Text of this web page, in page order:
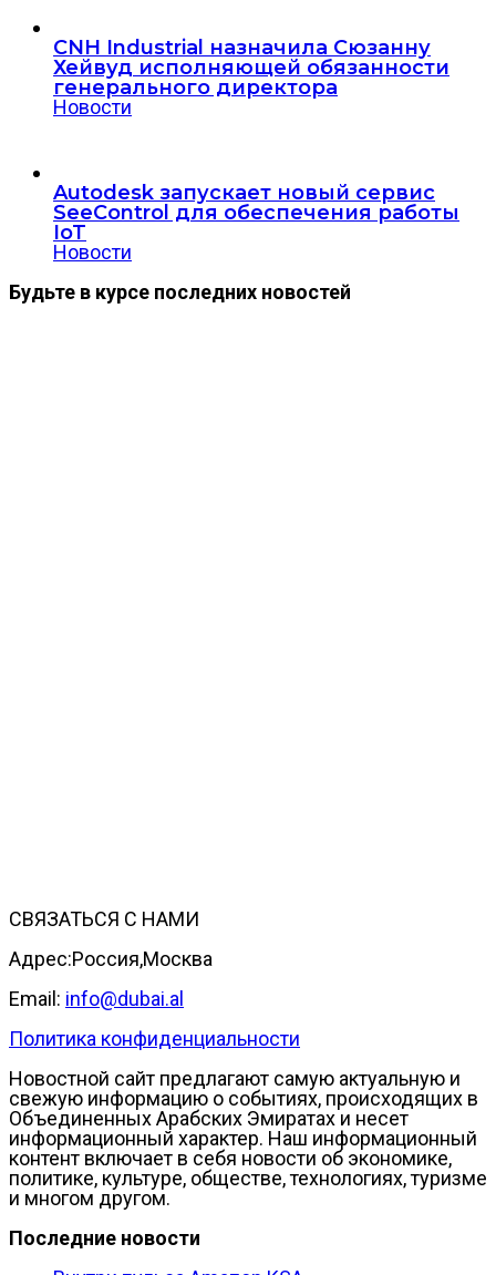
CNH Industrial назначила Сюзанну
Хейвуд исполняющей обязанности
генерального директора
Новости
Autodesk запускает новый сервис
SeeControl для обеспечения работы
IoT
Новости
Будьте в курсе последних новостей
СВЯЗАТЬСЯ С НАМИ
Адрес:Россия,Москва
Email: info@dubai.al
Политика конфиденциальности
Новостной сайт предлагают самую актуальную и
свежую информацию о событиях, происходящих в
Объединенных Арабских Эмиратах и несет
информационный характер. Наш информационный
контент включает в себя новости об экономике,
политике, культуре, обществе, технологиях, туризме
и многом другом.
Последние новости